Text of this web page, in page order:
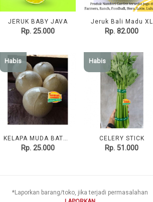
JERUK BABY JAVA
Rp. 25.000
Jeruk Bali Madu XL
Rp. 82.000
Habis
KELAPA MUDA BATOK
Rp. 25.000
Habis
CELERY STICK
Rp. 51.000
*Laporkan barang/toko, jika terjadi permasalahan